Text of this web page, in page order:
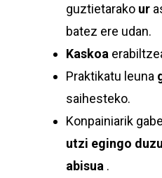
guztietarako ur
batez ere udan.
Kaskoa
Praktikatu leuna
saihesteko.
Konpainiarik
utzi egingo
abisua .